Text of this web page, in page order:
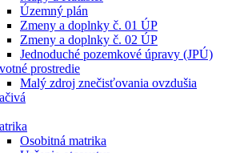
Územný plán
Zmeny a doplnky č. 01 ÚP
Zmeny a doplnky č. 02 ÚP
Jednoduché pozemkové úpravy (JPÚ)
prostredie
Malý zdroj znečisťovania ovzdušia
Osobitná matrika